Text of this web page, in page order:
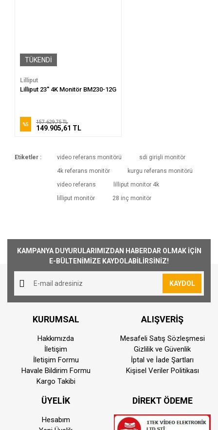
TÜKENDİ
Lilliput
Lilliput 23'' 4K Monitör BM230-12G
%5 157.629,75 TL
149.905,61 TL
Etiketler : video referans monitörü
sdi girişli monitör
4k referans monitör
kurgu referans monitörü
video referans
lilliput monitor 4k
lilliput monitör
28 inç monitör
KAMPANYA DUYURULARIMIZDAN HABERDAR OLMAK İÇİN
E-BÜLTENİMİZE KAYDOLABİLİRSİNİZ!
KAYDOL
KURUMSAL
Hakkımızda
İletişim
İletişim Formu
Havale Bildirim Formu
Kargo Takibi
ALIŞVERİŞ
Mesafeli Satış Sözleşmesi
Gizlilik ve Güvenlik
İptal ve İade Şartları
Kişisel Veriler Politikası
ÜYELİK
Hesabım
DİREKT ÖDEME